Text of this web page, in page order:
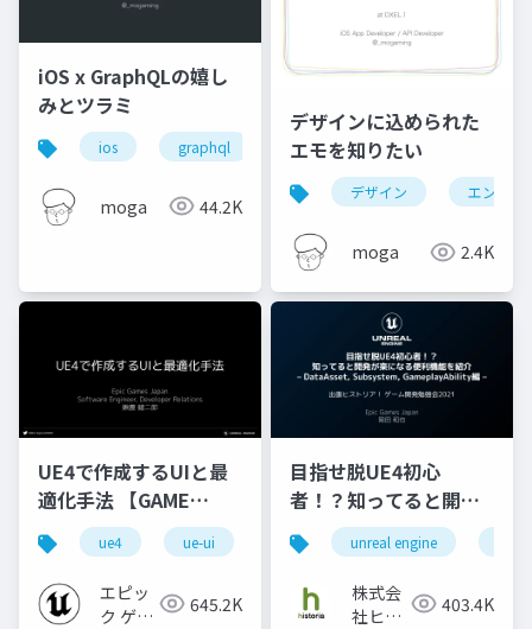
iOS x GraphQLの嬉し
みとツラミ
ios graphql
moga 44.2K
デザインに込められた
エモを知りたい
デザイン エンジニ
moga 2.4K
UE4で作成するUIと最
適化手法 【GAME
CREATORS
CONFERENCE '20】
ue4 ue-ui ue-optimize
エピッ
ク ゲー
645.2K
目指せ脱UE4初心
者！？知ってると開発
が楽になる便利機能を
紹介 - DataAsset,
Subsystem,
GameplayAbility編 -
unreal engine
株式会
社ヒス
403.4K